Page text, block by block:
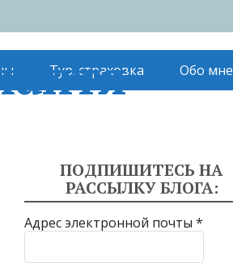
Тур. страховка Обо мне
ПОДПИШИТЕСЬ НА
РАССЫЛКУ БЛОГА:
Адрес электронной почты *